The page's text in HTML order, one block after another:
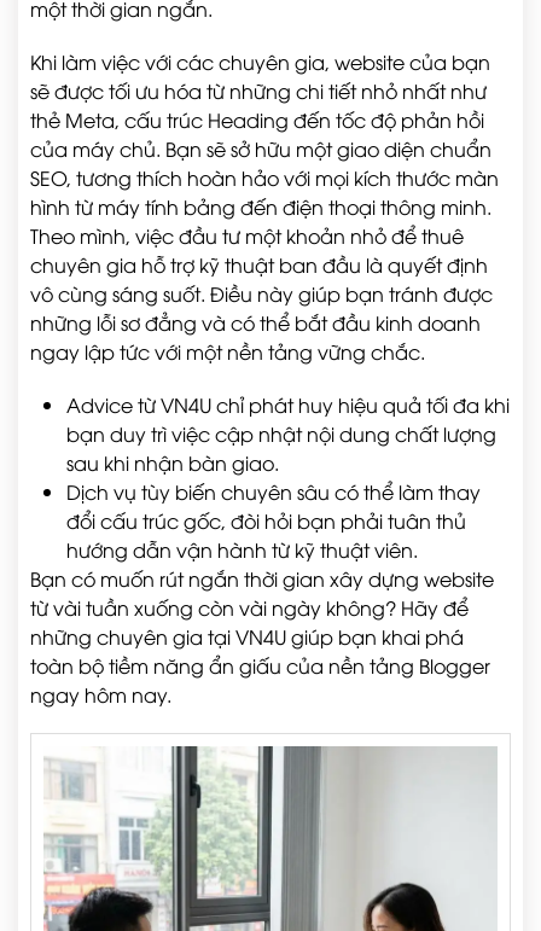
một thời gian ngắn.
Khi làm việc với các chuyên gia, website của bạn
sẽ được tối ưu hóa từ những chi tiết nhỏ nhất như
thẻ Meta, cấu trúc Heading đến tốc độ phản hồi
của máy chủ. Bạn sẽ sở hữu một giao diện chuẩn
SEO, tương thích hoàn hảo với mọi kích thước màn
hình từ máy tính bảng đến điện thoại thông minh.
Theo mình, việc đầu tư một khoản nhỏ để thuê
chuyên gia hỗ trợ kỹ thuật ban đầu là quyết định
vô cùng sáng suốt. Điều này giúp bạn tránh được
những lỗi sơ đẳng và có thể bắt đầu kinh doanh
ngay lập tức với một nền tảng vững chắc.
Advice từ VN4U chỉ phát huy hiệu quả tối đa khi
bạn duy trì việc cập nhật nội dung chất lượng
sau khi nhận bàn giao.
Dịch vụ tùy biến chuyên sâu có thể làm thay
đổi cấu trúc gốc, đòi hỏi bạn phải tuân thủ
hướng dẫn vận hành từ kỹ thuật viên.
Bạn có muốn rút ngắn thời gian xây dựng website
từ vài tuần xuống còn vài ngày không? Hãy để
những chuyên gia tại VN4U giúp bạn khai phá
toàn bộ tiềm năng ẩn giấu của nền tảng Blogger
ngay hôm nay.